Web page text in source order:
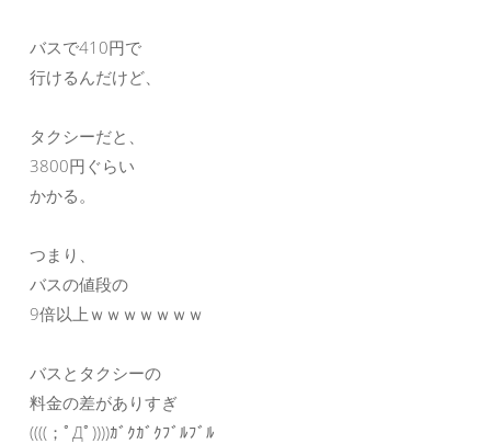
バスで410円で
行けるんだけど、
タクシーだと、
3800円ぐらい
かかる。
つまり、
バスの値段の
9倍以上ｗｗｗｗｗｗｗ
バスとタクシーの
料金の差がありすぎ
((((；ﾟДﾟ))))ｶﾞｸｶﾞｸﾌﾞﾙﾌﾞﾙ